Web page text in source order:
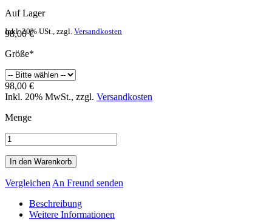
Auf Lager
98,00 €
Inkl. 20% USt., zzgl. Versandkosten
Größe*
98,00 €
Inkl. 20% MwSt., zzgl. Versandkosten
Menge
In den Warenkorb
Vergleichen An Freund senden
Beschreibung
Weitere Informationen